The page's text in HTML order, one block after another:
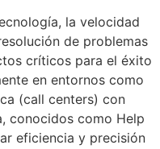
la velocidad
de problemas
críticos para el éxito
en entornos como
(call centers) con
conocidos como Help
eficiencia y precisión